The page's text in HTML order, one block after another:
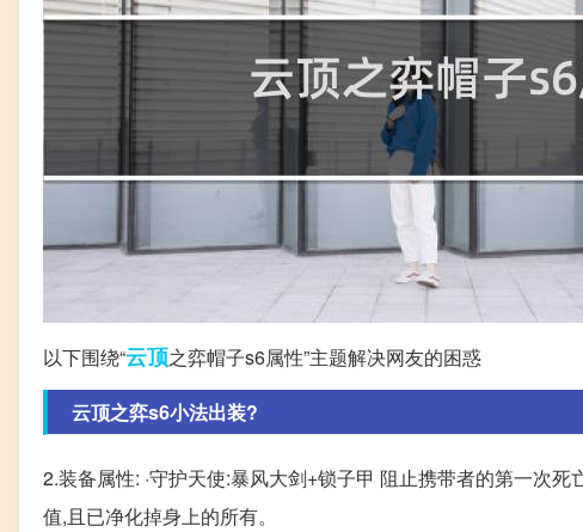
以下围绕“云顶之弈帽子s6属性”主题解决网友的困惑
云顶之弈s6小法出装?
2.装备属性: ·守护天使:暴风大剑+锁子甲 阻止携带者的第一次
值,且已净化掉身上的所有。